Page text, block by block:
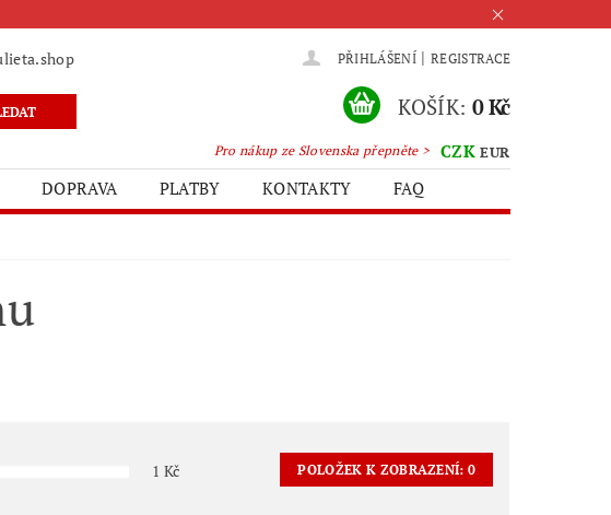
PŘIHLÁŠENÍ | REGISTRACE
Pro nákup ze Slovenska přepněte > CZK EUR
KOŠÍK: 0 Kč
DOPRAVA PLATBY KONTAKTY FAQ
1 Kč POLOŽEK K ZOBRAZENÍ:0